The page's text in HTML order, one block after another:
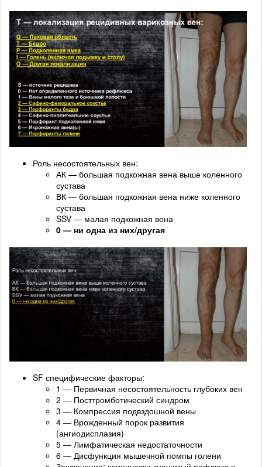
Роль несостоятельных вен:
АК — большая подкожная вена выше коленного
сустава
ВК — большая подкожная вена ниже коленного
сустава
SSV — малая подкожная вена
0 — ни одна из них/другая
SF специфические факторы:
1 — Первичная несостоятельность глубоких вен
2 — Посттромботический синдром
3 — Компрессия подвздошной вены
4 — Врожденный порок развития
(ангиодисплазия)
5 — Лимфатическая недостаточности
6 — Дисфункция мышечной помпы голени